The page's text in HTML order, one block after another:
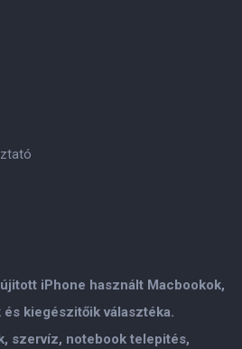
iPhone használt Macbookok,
kiegészitőik választéka.
szervíz, notebook telepités,